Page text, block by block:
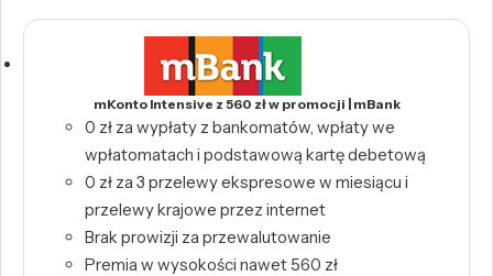
mKonto Intensive z 560 zł w promocji | mBank
0 zł za wypłaty z bankomatów, wpłaty we
wpłatomatach i podstawową kartę debetową
0 zł za 3 przelewy ekspresowe w miesiącu i
przelewy krajowe przez internet
Brak prowizji za przewalutowanie
Premia w wysokości nawet 560 zł